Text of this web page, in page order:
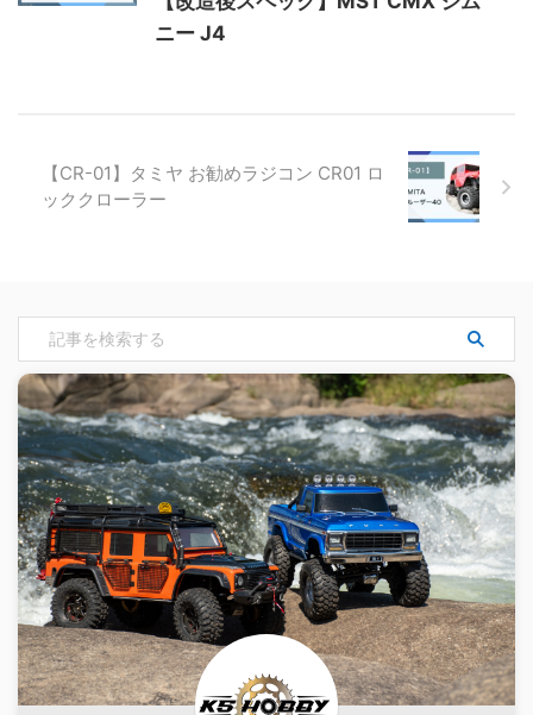
ニー J4
【CR-01】タミヤ お勧めラジコン CR01 ロ
ッククローラー